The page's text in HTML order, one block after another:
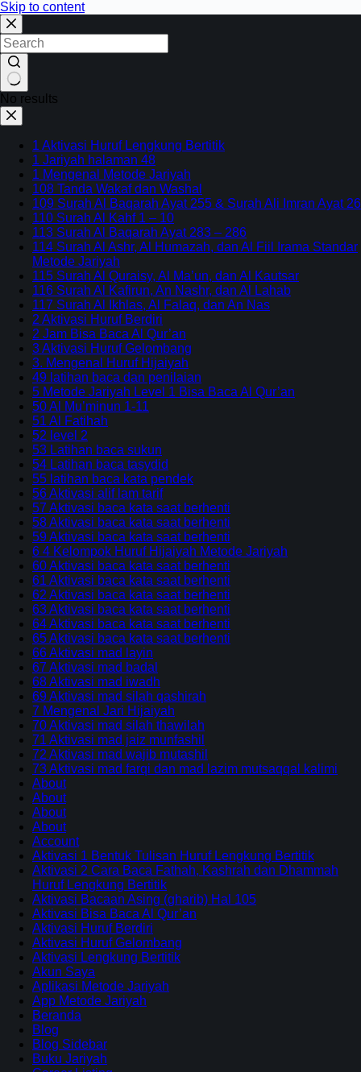
Skip to content
No results
1 Aktivasi Huruf Lengkung Bertitik
1 Jariyah halaman 48
1 Mengenal Metode Jariyah
108 Tanda Wakaf dan Washal
109 Surah Al Baqarah Ayat 255 & Surah Ali Imran Ayat 26
110 Surah Al Kahf 1 – 10
113 Surah Al Baqarah Ayat 283 – 286
114 Surah Al Ashr, Al Humazah, dan Al Fiil Irama Standar
Metode Jariyah
115 Surah Al Quraisy, Al Ma’un, dan Al Kautsar
116 Surah Al Kafirun, An Nashr, dan Al Lahab
117 Surah Al Ikhlas, Al Falaq, dan An Nas
2 Aktivasi Huruf Berdiri
2 Jam Bisa Baca Al Qur’an
3 Aktivasi Huruf Gelombang
3. Mengenal Huruf Hijaiyah
49 latihan baca dan penilaian
5 Metode Jariyah Level 1 Bisa Baca Al Qur’an
50 Al Mu’minun 1-11
51 Al Fatihah
52 level 2
53 Latihan baca sukun
54 Latihan baca tasydid
55 latihan baca kata pendek
56 Aktivasi alif lam tarif
57 Aktivasi baca kata saat berhenti
58 Aktivasi baca kata saat berhenti
59 Aktivasi baca kata saat berhenti
6 4 Kelompok Huruf Hijaiyah Metode Jariyah
60 Aktivasi baca kata saat berhenti
61 Aktivasi baca kata saat berhenti
62 Aktivasi baca kata saat berhenti
63 Aktivasi baca kata saat berhenti
64 Aktivasi baca kata saat berhenti
65 Aktivasi baca kata saat berhenti
66 Aktivasi mad layin
67 Aktivasi mad badal
68 Aktivasi mad iwadh
69 Aktivasi mad silah qashirah
7 Mengenal Jari Hijaiyah
70 Aktivasi mad silah thawilah
71 Aktivasi mad jaiz munfashil
72 Aktivasi mad wajib mutashil
73 Aktivasi mad farqi dan mad lazim mutsaqqal kalimi
About
About
About
About
Account
Aktivasi 1 Bentuk Tulisan Huruf Lengkung Bertitik
Aktivasi 2 Cara Baca Fathah, Kashrah dan Dhammah
Huruf Lengkung Bertitik
Aktivasi Bacaan Asing (gharib) Hal 105
Aktivasi Bisa Baca Al Qur’an
Aktivasi Huruf Berdiri
Aktivasi Huruf Gelombang
Aktivasi Lengkung Bertitik
Akun Saya
Aplikasi Metode Jariyah
App Metode Jariyah
Beranda
Blog
Blog Sidebar
Buku Jariyah